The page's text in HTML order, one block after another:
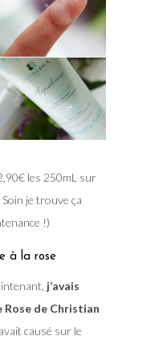
les 250mL sur
je trouve ça
!)
à la rose
j’avais
Rose de Christian
causé sur le